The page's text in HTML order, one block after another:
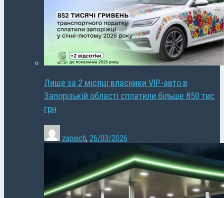
Лише за 2 місяці власники VIP-авто в
Запорізькій області сплатили більше 850 тис
грн
zapsich, 26/03/2026